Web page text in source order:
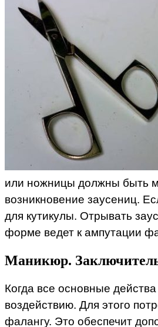
или ножницы должны быть
возникновение заусениц.
для кутикулы. Отрывать
форме ведет к ампутации
Маникюр.
Когда все основные
воздействию. Для этого
фалангу. Это обеспечит